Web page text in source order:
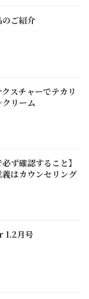
ご紹介
クスチャーでテカリ
リーム
ず確認すること】
はカウンセリング
1.2月号